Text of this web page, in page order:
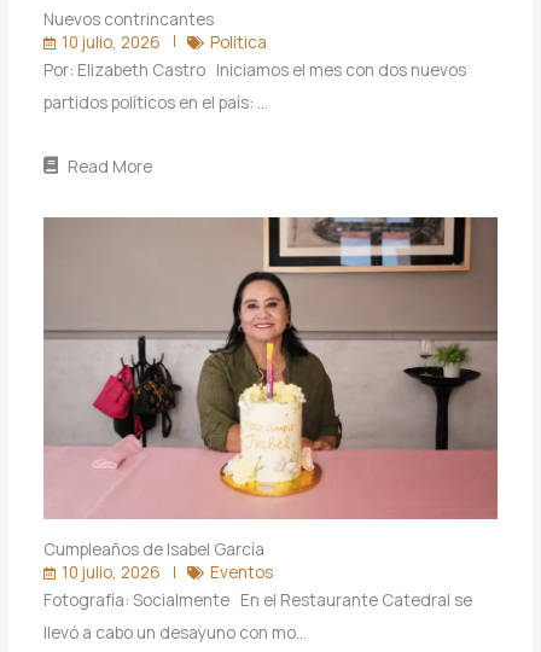
Nuevos contrincantes
10 julio, 2026
Politica
Por: Elizabeth Castro Iniciamos el mes con dos nuevos
partidos políticos en el país: …
Read More
Cumpleaños de Isabel García
10 julio, 2026
Eventos
Fotografía: Socialmente En el Restaurante Catedral se
llevó a cabo un desayuno con mo…